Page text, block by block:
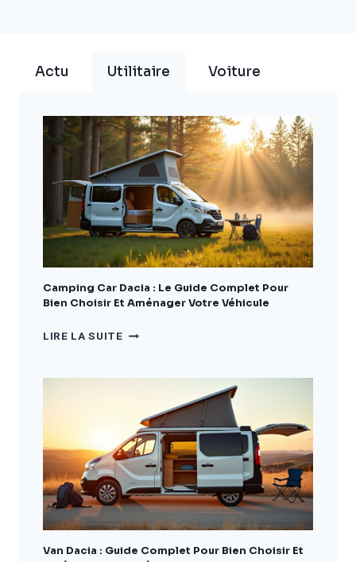
Actu Utilitaire Voiture
Camping Car Dacia : Le Guide Complet Pour
Bien Choisir Et Aménager Votre Véhicule
LIRE LA SUITECAMPING
:
GUIDE
COMPLET
POUR
BIEN
CHOISIR
ET
AMÉNAGER
VOTRE
VÉHICULE
Van Dacia : Guide Complet Pour Bien Choisir Et